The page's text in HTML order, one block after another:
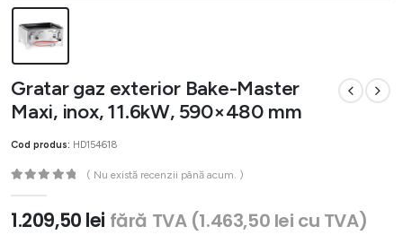
Gratar gaz exterior Bake-Master
Maxi, inox, 11.6kW, 590×480 mm
Cod produs: HD154618
( Nu există recenzii până acum. )
1.209,50 lei fără TVA (1.463,50 lei cu TVA)